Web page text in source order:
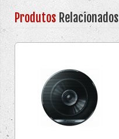
Produtos Relacionados